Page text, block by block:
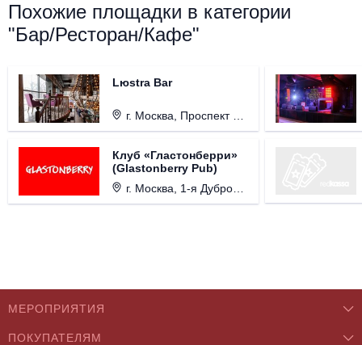
Похожие площадки в категории
"Бар/Ресторан/Кафе"
Lюstra Bar
г. Москва, Проспект 60-летия Октября, д. 27.
Клуб «Гластонберри»
(Glastonberry Pub)
г. Москва, 1-я Дубровская ул., д. 13А, стр. 1.
МЕРОПРИЯТИЯ
ПОКУПАТЕЛЯМ